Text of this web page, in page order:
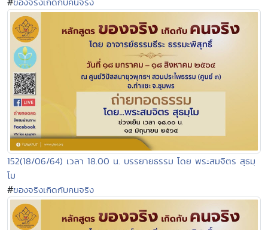
152(18/06/64) เวลา 18.00 น. บรรยายธรรม โดย พระสมจิตร สุธมฺ
โม
#ของจริงเกิดกับคนจริง